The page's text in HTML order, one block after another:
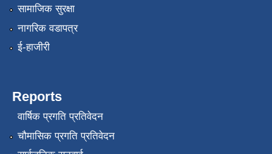
सामाजिक सुरक्षा
नागरिक वडापत्र
ई-हाजीरी
Reports
वार्षिक प्रगति प्रतिवेदन
चौमासिक प्रगति प्रतिवेदन